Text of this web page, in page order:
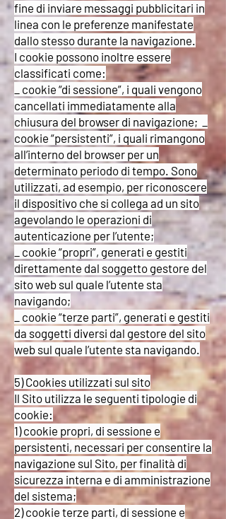
fine di inviare messaggi pubblicitari in
linea con le preferenze manifestate
dallo stesso durante la navigazione.
I cookie possono inoltre essere
classificati come:
_ cookie “di sessione”, i quali vengono
cancellati immediatamente alla
chiusura del browser di navigazione; _
cookie “persistenti”, i quali rimangono
all’interno del browser per un
determinato periodo di tempo. Sono
utilizzati, ad esempio, per riconoscere
il dispositivo che si collega ad un sito
agevolando le operazioni di
autenticazione per l’utente;
_ cookie “propri”, generati e gestiti
direttamente dal soggetto gestore del
sito web sul quale l’utente sta
navigando;
_ cookie “terze parti”, generati e gestiti
da soggetti diversi dal gestore del sito
web sul quale l’utente sta navigando.
5) Cookies utilizzati sul sito
Il Sito utilizza le seguenti tipologie di
cookie:
1) cookie propri, di sessione e
persistenti, necessari per consentire la
navigazione sul Sito, per finalità di
sicurezza interna e di amministrazione
del sistema;
2) cookie terze parti, di sessione e